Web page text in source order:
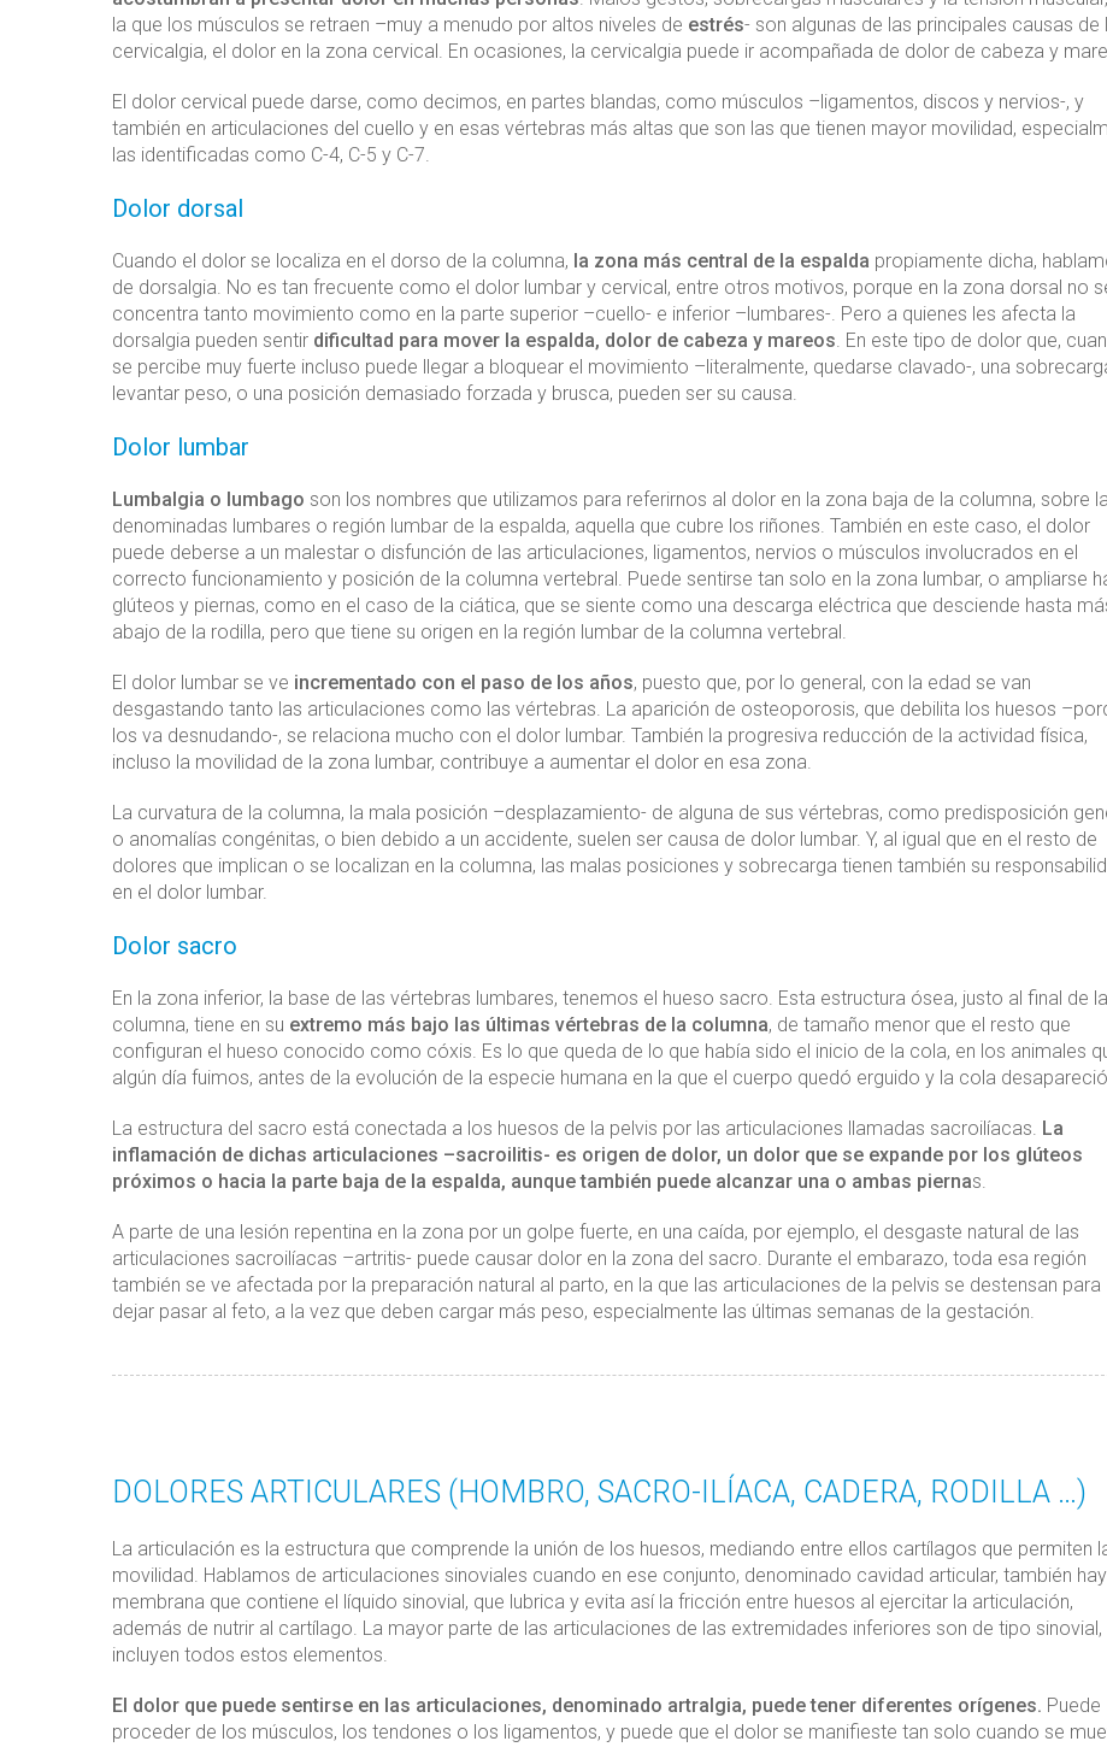
la que los músculos se retraen –muy a menudo por altos niveles de estrés- son algunas de las principales causas de
cervicalgia, el dolor en la zona cervical. En ocasiones, la cervicalgia puede ir acompañada de dolor de cabeza y
El dolor cervical puede darse, como decimos, en partes blandas, como músculos –ligamentos, discos y nervios-, y
también en articulaciones del cuello y en esas vértebras más altas que son las que tienen mayor movilidad,
las identificadas como C-4, C-5 y C-7.
Dolor dorsal
Cuando el dolor se localiza en el dorso de la columna, la zona más central de la espalda propiamente dicha,
de dorsalgia. No es tan frecuente como el dolor lumbar y cervical, entre otros motivos, porque en la zona dorsal no
concentra tanto movimiento como en la parte superior –cuello- e inferior –lumbares-. Pero a quienes les afecta la
dorsalgia pueden sentir dificultad para mover la espalda, dolor de cabeza y mareos. En este tipo de dolor que,
se percibe muy fuerte incluso puede llegar a bloquear el movimiento –literalmente, quedarse clavado-, una
levantar peso, o una posición demasiado forzada y brusca, pueden ser su causa.
Dolor lumbar
Lumbalgia o lumbago son los nombres que utilizamos para referirnos al dolor en la zona baja de la columna, sobre
denominadas lumbares o región lumbar de la espalda, aquella que cubre los riñones. También en este caso, el dolor
puede deberse a un malestar o disfunción de las articulaciones, ligamentos, nervios o músculos involucrados en el
correcto funcionamiento y posición de la columna vertebral. Puede sentirse tan solo en la zona lumbar, o ampliarse
glúteos y piernas, como en el caso de la ciática, que se siente como una descarga eléctrica que desciende hasta
abajo de la rodilla, pero que tiene su origen en la región lumbar de la columna vertebral.
El dolor lumbar se ve incrementado con el paso de los años, puesto que, por lo general, con la edad se van
desgastando tanto las articulaciones como las vértebras. La aparición de osteoporosis, que debilita los huesos
los va desnudando-, se relaciona mucho con el dolor lumbar. También la progresiva reducción de la actividad física,
incluso la movilidad de la zona lumbar, contribuye a aumentar el dolor en esa zona.
La curvatura de la columna, la mala posición –desplazamiento- de alguna de sus vértebras, como predisposición
o anomalías congénitas, o bien debido a un accidente, suelen ser causa de dolor lumbar. Y, al igual que en el resto de
dolores que implican o se localizan en la columna, las malas posiciones y sobrecarga tienen también su
en el dolor lumbar.
Dolor sacro
En la zona inferior, la base de las vértebras lumbares, tenemos el hueso sacro. Esta estructura ósea, justo al final de la
columna, tiene en su extremo más bajo las últimas vértebras de la columna, de tamaño menor que el resto que
configuran el hueso conocido como cóxis. Es lo que queda de lo que había sido el inicio de la cola, en los animales
algún día fuimos, antes de la evolución de la especie humana en la que el cuerpo quedó erguido y la cola
La estructura del sacro está conectada a los huesos de la pelvis por las articulaciones llamadas sacroilíacas. La
inflamación de dichas articulaciones –sacroilitis- es origen de dolor, un dolor que se expande por los glúteos
próximos o hacia la parte baja de la espalda, aunque también puede alcanzar una o ambas piernas.
A parte de una lesión repentina en la zona por un golpe fuerte, en una caída, por ejemplo, el desgaste natural de las
articulaciones sacroilíacas –artritis- puede causar dolor en la zona del sacro. Durante el embarazo, toda esa región
también se ve afectada por la preparación natural al parto, en la que las articulaciones de la pelvis se destensan para
dejar pasar al feto, a la vez que deben cargar más peso, especialmente las últimas semanas de la gestación.
DOLORES ARTICULARES (HOMBRO, SACRO-ILÍACA, CADERA, RODILLA …)
La articulación es la estructura que comprende la unión de los huesos, mediando entre ellos cartílagos que permiten
movilidad. Hablamos de articulaciones sinoviales cuando en ese conjunto, denominado cavidad articular, también
membrana que contiene el líquido sinovial, que lubrica y evita así la fricción entre huesos al ejercitar la articulación,
además de nutrir al cartílago. La mayor parte de las articulaciones de las extremidades inferiores son de tipo sinovial,
incluyen todos estos elementos.
El dolor que puede sentirse en las articulaciones, denominado artralgia, puede tener diferentes orígenes. Puede
proceder de los músculos, los tendones o los ligamentos, y puede que el dolor se manifieste tan solo cuando se